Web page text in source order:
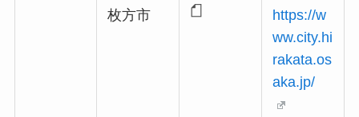
枚方市
https://w
ww.city.hi
rakata.os
aka.jp/